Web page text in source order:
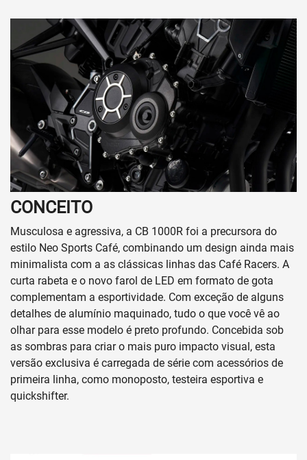
CONCEITO
Musculosa e agressiva, a CB 1000R foi a precursora do
estilo Neo Sports Café, combinando um design ainda mais
minimalista com a as clássicas linhas das Café Racers. A
curta rabeta e o novo farol de LED em formato de gota
complementam a esportividade. Com exceção de alguns
detalhes de alumínio maquinado, tudo o que você vê ao
olhar para esse modelo é preto profundo. Concebida sob
as sombras para criar o mais puro impacto visual, esta
versão exclusiva é carregada de série com acessórios de
primeira linha, como monoposto, testeira esportiva e
quickshifter.